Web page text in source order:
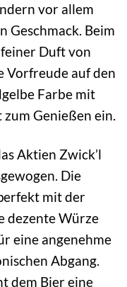
vor allem
Geschmack. Beim
Duft von
Vorfreude auf den
Farbe mit
Genießen ein.
Aktien Zwick’l
Die
mit der
dezente Würze
eine angenehme
Abgang.
dem Bier eine